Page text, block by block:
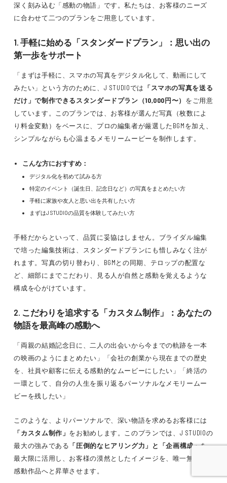
深く刻み込む「感動の物語」です。私たちは、お客様のニーズ
に合わせて二つのプランをご用意しています。
1. 手軽に始める「スタンダードプラン」：思い出の
第一歩をサポート
「まずは手軽に、スマホの写真をデジタル化して、動画にして
みたい」という方のために、J STUDIOでは 「スマホの写真を送る
だけ」で制作できるスタンダードプラン（10,000円〜） をご用意
しています。このプランでは、お客様が選んだ写真（枚数によ
り料金変動）をベースに、プロの編集者が厳選したBGMを加え、
シンプルながらも心温まるメモリームービーを制作します。
こんな方におすすめ：
デジタル化を初めて試みる方
特定のイベント（誕生日、記念日など）の写真をまとめたい方
手軽に家族や友人と思い出を共有したい方
まずはJ STUDIOの品質を体験してみたい方
手軽だからといって、品質に妥協はしません。ブライダル編集
で培った編集技術は、スタンダードプランにも惜しみなく注が
れます。写真の切り替わり、BGMとの同期、テロップの配置な
ど、細部にまでこだわり、見る人が自然と感動を覚えるような
構成を心がけています。
2. こだわりを追求する「カスタム制作」：あなたの
物語を最高峰の感動へ
「両親の結婚記念日に、二人の出会いから今までの軌跡を一本
の映画のようにまとめたい」「会社の創業から現在までの歴史
を、社員や顧客に伝える感動的なムービーにしたい」「終活の
一環として、自分の人生を振り返るパーソナルなメモリームー
ビーを残したい」
このような、よりパーソナルで、深い物語を求めるお客様には
「カスタム制作」 をお勧めします。このプランでは、J STUDIOの
最大の強みである 「圧倒的なヒアリング力」と「企画構成」を
最大限に活用し、お客様の漠然としたイメージを、唯一無二の
感動作品へと昇華させます。